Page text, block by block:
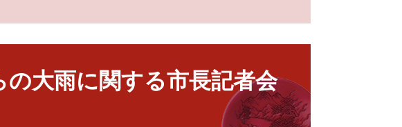
の大雨に関する市長記者会